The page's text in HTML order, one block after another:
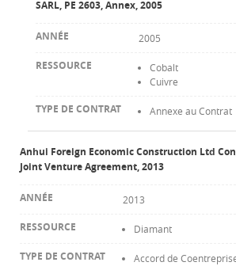
SARL, PE 2603, Annex, 2005
2005
Cobalt
Cuivre
Annexe au Contrat
Anhui Foreign Economic Construction Ltd
Joint Venture Agreement, 2013
2013
Diamant
Accord de